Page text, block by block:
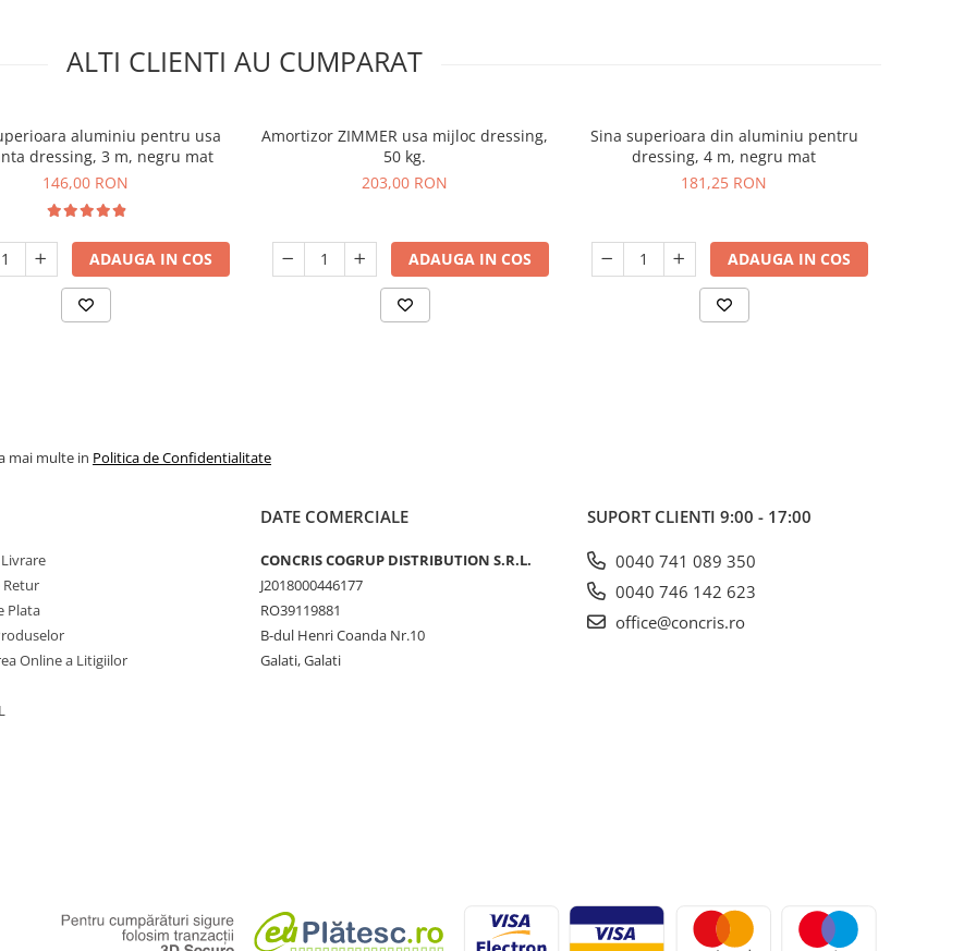
ALTI CLIENTI AU CUMPARAT
aluminiu pentru usa
dressing, 3 m, negru mat
146,00 RON
ADAUGA IN COS
Amortizor ZIMMER usa mijloc dressing,
50 kg.
203,00 RON
ADAUGA IN COS
Sina superioara din aluminiu pentru
dressing, 4 m, negru mat
181,25 RON
ADAUGA IN COS
mai multe in Politica de Confidentialitate
Retur
Plata
Online a Litigiilor
DATE COMERCIALE
CONCRIS COGRUP DISTRIBUTION S.R.L.
J2018000446177
RO39119881
B-dul Henri Coanda Nr.10
Galati, Galati
SUPORT CLIENTI 9:00 - 17:00
0040 741 089 350
0040 746 142 623
office@concris.ro